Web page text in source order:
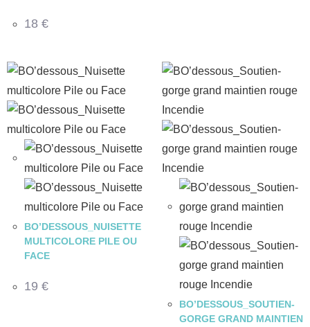
18 €
BO’DESSOUS_NUISETTE
MULTICOLORE PILE OU
FACE
19 €
BO’DESSOUS_SOUTIEN-
GORGE GRAND MAINTIEN